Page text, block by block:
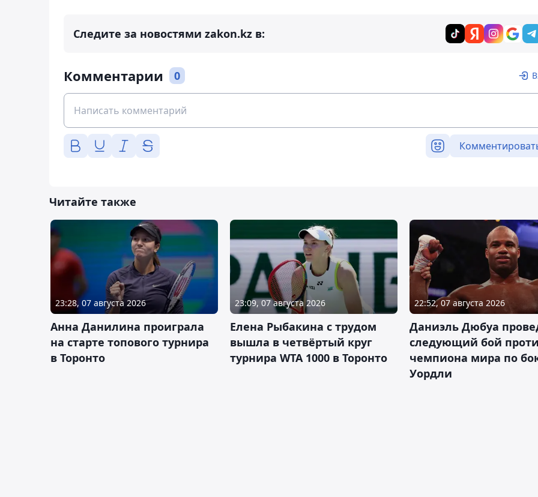
Следите за новостями zakon.kz в:
Комментарии 0
Читайте также
23:28, 07 августа 2026
Анна Данилина проиграла
на старте топового турнира
в Торонто
23:09, 07 августа 2026
Елена Рыбакина с трудом
вышла в четвёртый круг
турнира WTA 1000 в Торонто
22:52, 07 августа 2026
Даниэль Дюбуа
следующий бой
чемпиона мира по
Уордли